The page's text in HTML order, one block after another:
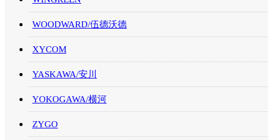
WOODWARD/伍德沃德
XYCOM
YASKAWA/安川
YOKOGAWA/横河
ZYGO